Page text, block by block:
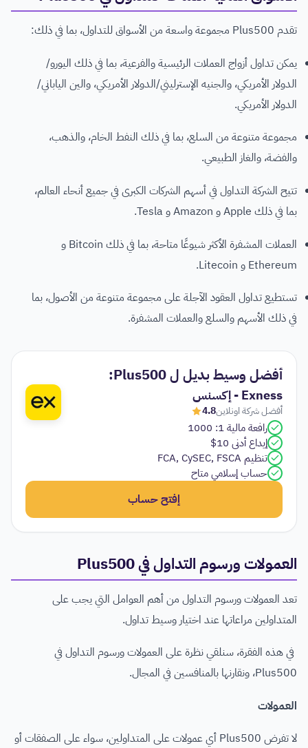
تقدم Plus500 مجموعة واسعة من الأسواق للتداول، بما في ذلك:
يمكن تداول أزواج العملات الرئيسية والفرعية، بما في ذلك اليورو/
الدولار الأمريكي، والجنيه الإسترليني/الدولار الأمريكي، والين الياباني/
الدولار الأمريكي.
مجموعة متنوعة من السلع، بما في ذلك النفط الخام، والذهب،
والفضة، والغاز الطبيعي.
تتيح الشركة التداول في أسهم الشركات الكبرى في جميع أنحاء العالم،
بما في ذلك Apple و Amazon و Tesla.
العملات المشفرة الأكثر شيوعًا متاحة، بما في ذلك Bitcoin و
Ethereum و Litecoin.
تستطيع تداول العقود الآجلة على مجموعة متنوعة من الأصول، بما
في ذلك الأسهم والسلع والعملات المشفرة.
أفضل وسيط بديل ل Plus500:
Exness - إكسنس
أفضل شركة اونلاين4.8
رافعة مالية 1: 1000
إيداع أدنى 10$
تنظيم FCA, CySEC, FSCA
حساب إسلامي متاح
إفتح حساب
العمولات ورسوم التداول في Plus500
تعد العمولات ورسوم التداول من أهم العوامل التي يجب على
المتداولين مراعاتها عند اختيار وسيط تداول.
في هذه الفقرة، سنلقي نظرة على العمولات ورسوم التداول في
Plus500، ونقارنها بالمنافسين في المجال.
العمولات
لا تفرض Plus500 أي عمولات على المتداولين، سواء على الصفقات أو